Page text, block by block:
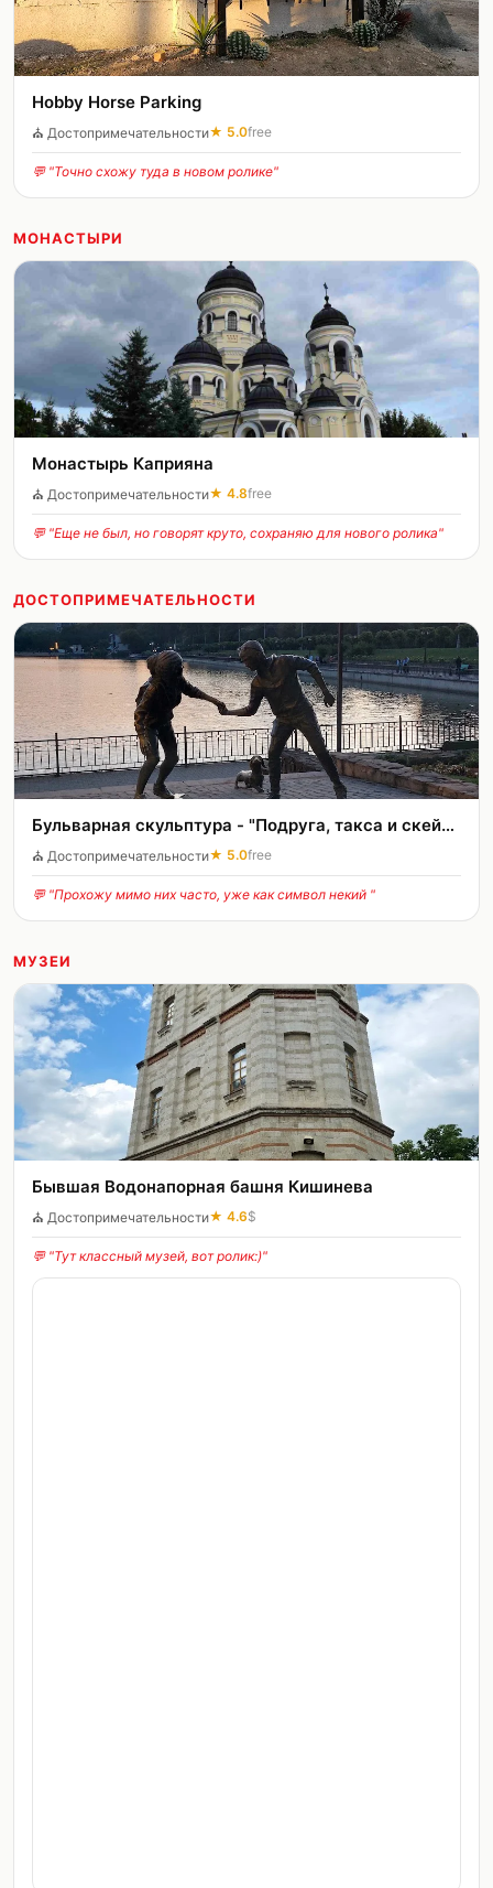
Hobby Horse Parking
⛪ Достопримечательности★ 5.0free
💬 "Точно схожу туда в новом ролике"
МОНАСТЫРИ
Монастырь Каприяна
⛪ Достопримечательности★ 4.8free
💬 "Еще не был, но говорят круто, сохраняю для нового ролика"
ДОСТОПРИМЕЧАТЕЛЬНОСТИ
Бульварная скульптура - "Подруга, такса и скейтборд"
⛪ Достопримечательности★ 5.0free
💬 "Прохожу мимо них часто, уже как символ некий "
МУЗЕИ
Бывшая Водонапорная башня Кишинева
⛪ Достопримечательности★ 4.6$
💬 "Тут классный музей, вот ролик:)"